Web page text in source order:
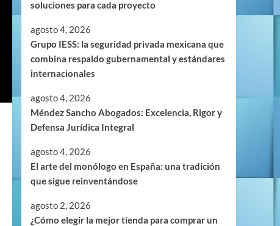
soluciones para cada proyecto
agosto 4, 2026
Grupo IESS: la seguridad privada mexicana que
combina respaldo gubernamental y estándares
internacionales
agosto 4, 2026
Méndez Sancho Abogados: Excelencia, Rigor y
Defensa Jurídica Integral
agosto 4, 2026
El arte del monólogo en España: una tradición
que sigue reinventándose
agosto 2, 2026
¿Cómo elegir la mejor tienda para comprar un